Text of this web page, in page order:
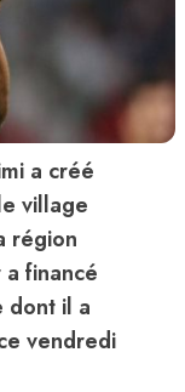
a créé
village
région
financé
dont il a
vendredi